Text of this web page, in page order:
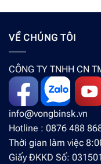
VỀ CHÚNG TÔI
CÔNG TY TNHH CN
info@vongbinsk.vn
Hotline : 0876 488
Thời gian làm việc
Giấy ĐKKD Số: